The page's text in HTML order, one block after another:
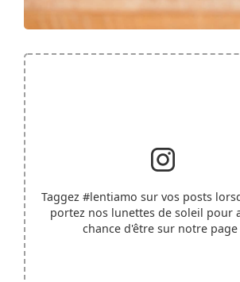
Taggez #lentiamo sur vos posts
portez nos lunettes de soleil pour
chance d'être sur notre page